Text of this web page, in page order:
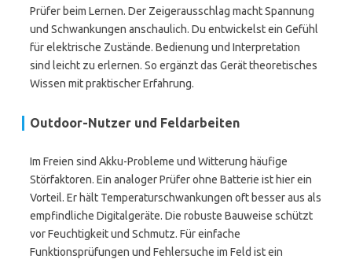
Prüfer beim Lernen. Der Zeigerausschlag macht Spannung
und Schwankungen anschaulich. Du entwickelst ein Gefühl
für elektrische Zustände. Bedienung und Interpretation
sind leicht zu erlernen. So ergänzt das Gerät theoretisches
Wissen mit praktischer Erfahrung.
Outdoor-Nutzer und Feldarbeiten
Im Freien sind Akku-Probleme und Witterung häufige
Störfaktoren. Ein analoger Prüfer ohne Batterie ist hier ein
Vorteil. Er hält Temperaturschwankungen oft besser aus als
empfindliche Digitalgeräte. Die robuste Bauweise schützt
vor Feuchtigkeit und Schmutz. Für einfache
Funktionsprüfungen und Fehlersuche im Feld ist ein